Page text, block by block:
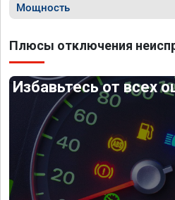
Мощность
Плюсы отключения
Избавьтесь от всех